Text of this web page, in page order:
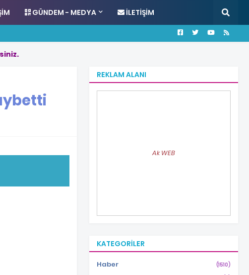
GÜNDEM - MEDYA İLETIŞIM
siniz.
REKLAM ALANI
Ak WEB
KATEGORILER
Haber (1510)